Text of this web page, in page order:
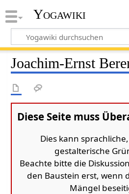
Yogawiki
Joachim-Ernst
Diese Seite muss
Dies kann
gestalterische
Beachte bitte die
den Baustein erst, wenn
Mängel